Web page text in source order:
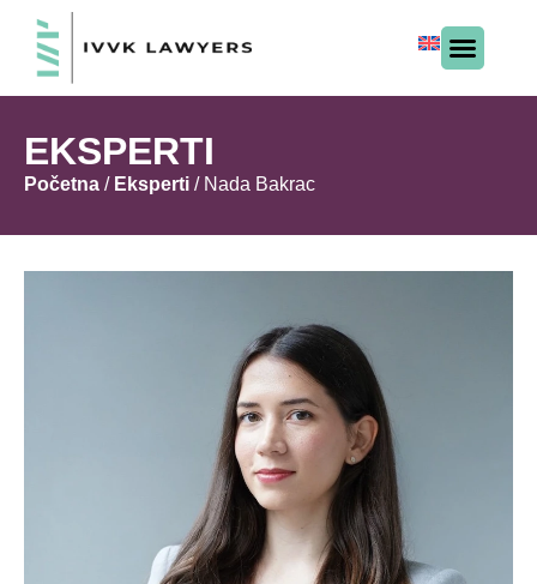
EKSPERTI
Početna / Eksperti / Nada Bakrac